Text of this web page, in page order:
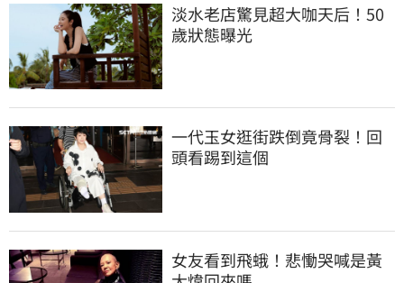
淡水老店驚見超大咖天后！50
歲狀態曝光
一代玉女逛街跌倒竟骨裂！回
頭看踢到這個
女友看到飛蛾！悲慟哭喊是黃